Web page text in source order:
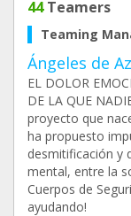
44Teamers
Teaming
Ángeles de
EL DOLOR
DE LA QUE
proyecto que
ha propuesto
desmitificación y
mental, entre la
Cuerpos de
ayudando!